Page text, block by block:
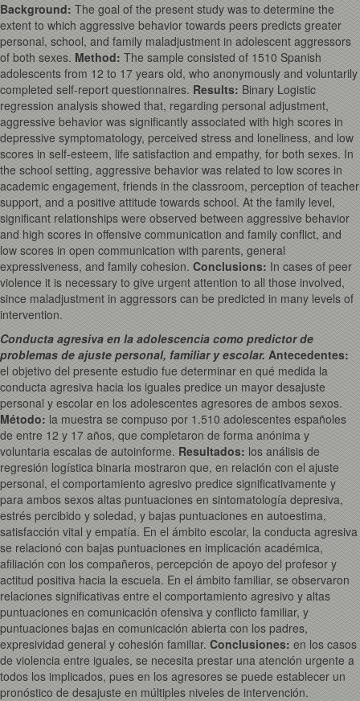
Background: The goal of the present study was to determine the
extent to which aggressive behavior towards peers predicts greater
personal, school, and family maladjustment in adolescent aggressors
of both sexes. Method: The sample consisted of 1510 Spanish
adolescents from 12 to 17 years old, who anonymously and voluntarily
completed self-report questionnaires. Results: Binary Logistic
regression analysis showed that, regarding personal adjustment,
aggressive behavior was significantly associated with high scores in
depressive symptomatology, perceived stress and loneliness, and low
scores in self-esteem, life satisfaction and empathy, for both sexes. In
the school setting, aggressive behavior was related to low scores in
academic engagement, friends in the classroom, perception of teacher
support, and a positive attitude towards school. At the family level,
significant relationships were observed between aggressive behavior
and high scores in offensive communication and family conflict, and
low scores in open communication with parents, general
expressiveness, and family cohesion. Conclusions: In cases of peer
violence it is necessary to give urgent attention to all those involved,
since maladjustment in aggressors can be predicted in many levels of
intervention.
Conducta agresiva en la adolescencia como predictor de
problemas de ajuste personal, familiar y escolar. Antecedentes:
el objetivo del presente estudio fue determinar en qué medida la
conducta agresiva hacia los iguales predice un mayor desajuste
personal y escolar en los adolescentes agresores de ambos sexos.
Método: la muestra se compuso por 1.510 adolescentes españoles
de entre 12 y 17 años, que completaron de forma anónima y
voluntaria escalas de autoinforme. Resultados: los análisis de
regresión logística binaria mostraron que, en relación con el ajuste
personal, el comportamiento agresivo predice significativamente y
para ambos sexos altas puntuaciones en sintomatología depresiva,
estrés percibido y soledad, y bajas puntuaciones en autoestima,
satisfacción vital y empatía. En el ámbito escolar, la conducta agresiva
se relacionó con bajas puntuaciones en implicación académica,
afiliación con los compañeros, percepción de apoyo del profesor y
actitud positiva hacia la escuela. En el ámbito familiar, se observaron
relaciones significativas entre el comportamiento agresivo y altas
puntuaciones en comunicación ofensiva y conflicto familiar, y
puntuaciones bajas en comunicación abierta con los padres,
expresividad general y cohesión familiar. Conclusiones: en los casos
de violencia entre iguales, se necesita prestar una atención urgente a
todos los implicados, pues en los agresores se puede establecer un
pronóstico de desajuste en múltiples niveles de intervención.